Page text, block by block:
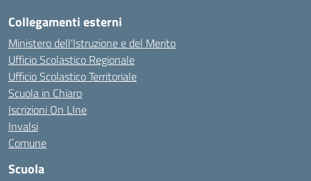
Collegamenti esterni
Ministero dell'Istruzione e del Merito
Ufficio Scolastico Regionale
Ufficio Scolastico Territoriale
Scuola in Chiaro
Iscrizioni On LIne
Invalsi
Comune
Scuola